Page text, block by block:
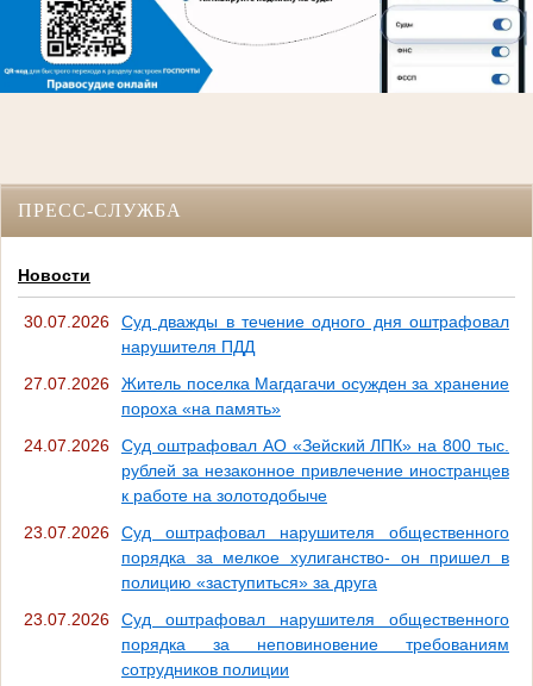
ПРЕСС-СЛУЖБА
Новости
30.07.2026
Суд дважды в течение одного дня оштрафовал
нарушителя ПДД
27.07.2026
Житель поселка Магдагачи осужден за хранение
пороха «на память»
24.07.2026
Суд оштрафовал АО «Зейский ЛПК» на 800 тыс.
рублей за незаконное привлечение иностранцев
к работе на золотодобыче
23.07.2026
Суд оштрафовал нарушителя общественного
порядка за мелкое хулиганство- он пришел в
полицию «заступиться» за друга
23.07.2026
Суд оштрафовал нарушителя общественного
порядка за неповиновение требованиям
сотрудников полиции